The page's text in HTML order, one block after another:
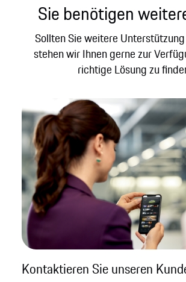
Sie benötigen
Sollten Sie weitere
stehen wir Ihnen gerne zur
richtige Lösung zu
Kontaktieren Sie unseren